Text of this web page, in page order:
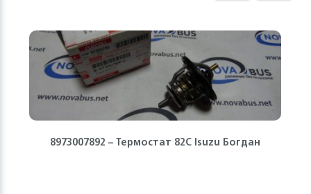
8973007892 – Термостат 82С Isuzu Богдан